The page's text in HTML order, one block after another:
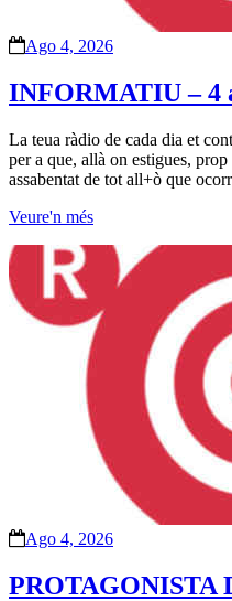
Ago 4, 2026
INFORMATIU – 4
La teua ràdio de cada dia et
per a que, allà on estigues,
assabentat de tot all+ò que
Veure'n més
Ago 4, 2026
PROTAGONISTA